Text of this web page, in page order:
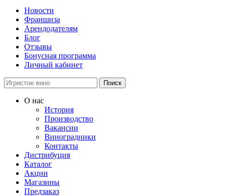
Новости
Франшиза
Арендодателям
Блог
Отзывы
Бонусная программа
Личный кабинет
Поиск
О нас
История
Производство
Вакансии
Виноградники
Контакты
Дистрибуция
Каталог
Акции
Магазины
Предзаказ